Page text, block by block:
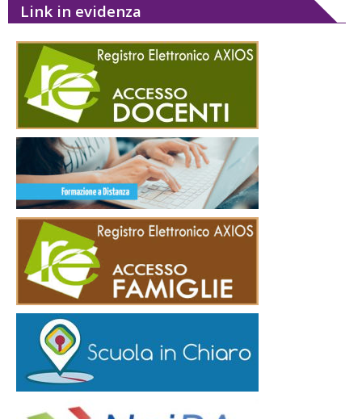
Link in evidenza